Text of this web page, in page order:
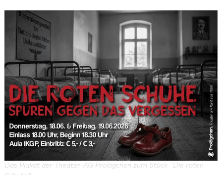
Das Plakat der Theater-AG Prolögchen zum Stück "Die roten